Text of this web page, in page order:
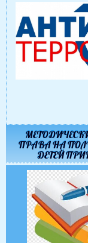
ПРАВА НА
ДЕТЕЙ